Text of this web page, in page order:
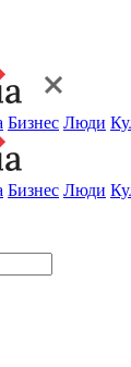
Бизнес Люди
Бизнес Люди